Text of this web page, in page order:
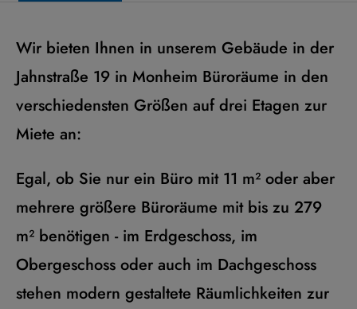
Wir bieten Ihnen in unserem Gebäude in der
Jahnstraße 19 in Monheim Büroräume in den
verschiedensten Größen auf drei Etagen zur
Miete an:
Egal, ob Sie nur ein Büro mit 11 m² oder aber
mehrere größere Büroräume mit bis zu 279
m² benötigen - im Erdgeschoss, im
Obergeschoss oder auch im Dachgeschoss
stehen modern gestaltete Räumlichkeiten zur